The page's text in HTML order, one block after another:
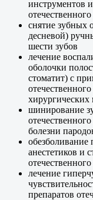
инструментов
снятие зубных
десневой)
шести зубов
лечение
оболочки
стоматит) с
хирургических
шинирование
болезни
анестетиков и
лечение
препаратов